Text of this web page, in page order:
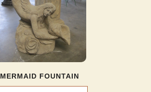
MERMAID FOUNTAIN